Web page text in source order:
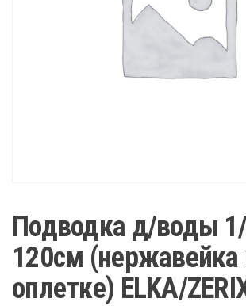
Подводка д/воды
120см (нержавейка
оплетке) ELKA/